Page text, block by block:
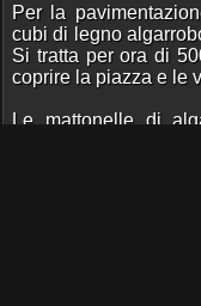
Per la
cubi di legno
Si tratta per ora di
coprire la piazza e le
Le mattonelle di